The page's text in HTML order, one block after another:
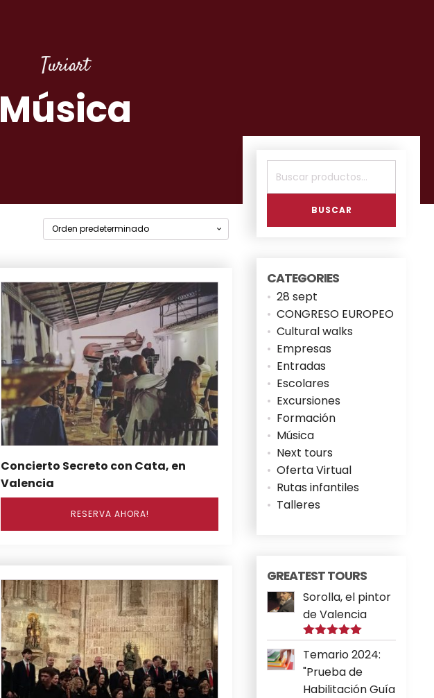
Turiart
Música
Concierto Secreto con Cata, en
Valencia
RESERVA AHORA!
Buscar
BUSCAR
CATEGORIES
28 sept
CONGRESO EUROPEO
Cultural walks
Empresas
Entradas
Escolares
Excursiones
Formación
Música
Next tours
Oferta Virtual
Rutas infantiles
Talleres
GREATEST TOURS
Sorolla, el pintor
de Valencia
con5.00de
5
Temario 2024:
"Prueba de
Habilitación Guía